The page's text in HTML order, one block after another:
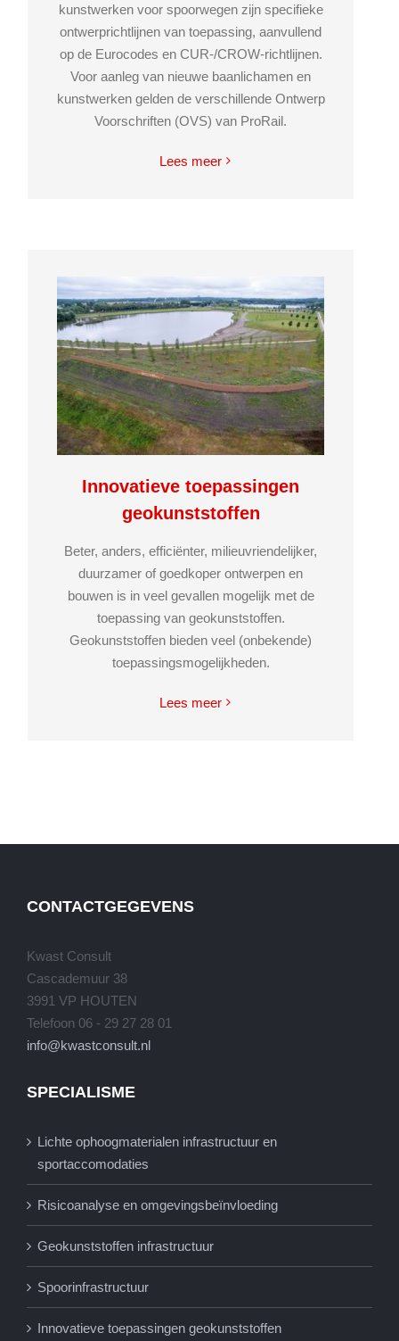
kunstwerken voor spoorwegen zijn specifieke
ontwerprichtlijnen van toepassing, aanvullend
op de Eurocodes en CUR-/CROW-richtlijnen.
Voor aanleg van nieuwe baanlichamen en
kunstwerken gelden de verschillende Ontwerp
Voorschriften (OVS) van ProRail.
Lees meer
Innovatieve toepassingen
geokunststoffen
Beter, anders, efficiënter, milieuvriendelijker,
duurzamer of goedkoper ontwerpen en
bouwen is in veel gevallen mogelijk met de
toepassing van geokunststoffen.
Geokunststoffen bieden veel (onbekende)
toepassingsmogelijkheden.
Lees meer
CONTACTGEGEVENS
Kwast Consult
Cascademuur 38
3991 VP HOUTEN
Telefoon 06 - 29 27 28 01
info@kwastconsult.nl
SPECIALISME
Lichte ophoogmaterialen infrastructuur en
sportaccomodaties
Risicoanalyse en omgevingsbeïnvloeding
Geokunststoffen infrastructuur
Spoorinfrastructuur
Innovatieve toepassingen geokunststoffen